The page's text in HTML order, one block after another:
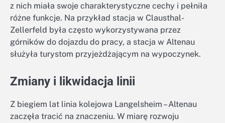
z nich miała swoje charakterystyczne cechy i pełniła
różne funkcje. Na przykład stacja w Clausthal-
Zellerfeld była często wykorzystywana przez
górników do dojazdu do pracy, a stacja w Altenau
służyła turystom przyjeżdżającym na wypoczynek.
Zmiany i likwidacja linii
Z biegiem lat linia kolejowa Langelsheim – Altenau
zaczęła tracić na znaczeniu. W miarę rozwoju